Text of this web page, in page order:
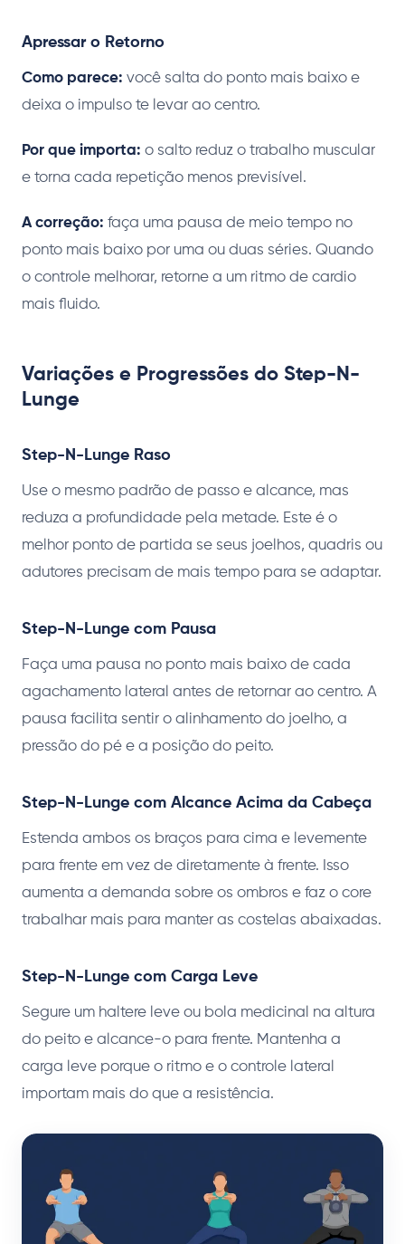
Apressar o Retorno
Como parece: você salta do ponto mais baixo e
deixa o impulso te levar ao centro.
Por que importa: o salto reduz o trabalho muscular
e torna cada repetição menos previsível.
A correção: faça uma pausa de meio tempo no
ponto mais baixo por uma ou duas séries. Quando
o controle melhorar, retorne a um ritmo de cardio
mais fluido.
Variações e Progressões do Step-N-
Lunge
Step-N-Lunge Raso
Use o mesmo padrão de passo e alcance, mas
reduza a profundidade pela metade. Este é o
melhor ponto de partida se seus joelhos, quadris ou
adutores precisam de mais tempo para se adaptar.
Step-N-Lunge com Pausa
Faça uma pausa no ponto mais baixo de cada
agachamento lateral antes de retornar ao centro. A
pausa facilita sentir o alinhamento do joelho, a
pressão do pé e a posição do peito.
Step-N-Lunge com Alcance Acima da Cabeça
Estenda ambos os braços para cima e levemente
para frente em vez de diretamente à frente. Isso
aumenta a demanda sobre os ombros e faz o core
trabalhar mais para manter as costelas abaixadas.
Step-N-Lunge com Carga Leve
Segure um haltere leve ou bola medicinal na altura
do peito e alcance-o para frente. Mantenha a
carga leve porque o ritmo e o controle lateral
importam mais do que a resistência.